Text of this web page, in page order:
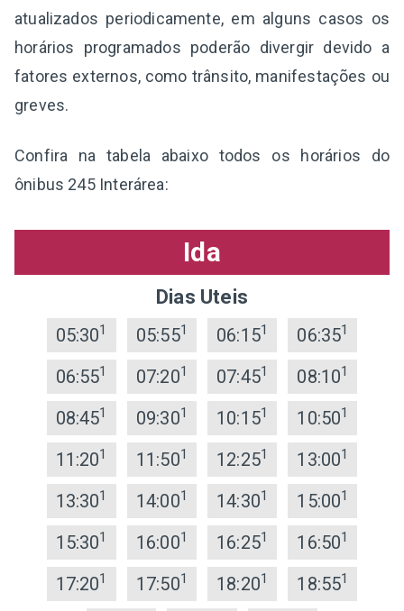
atualizados periodicamente, em alguns casos os
horários programados poderão divergir devido a
fatores externos, como trânsito, manifestações ou
greves.
Confira na tabela abaixo todos os horários do
ônibus 245 Interárea:
Ida
Dias Uteis
05:301 05:551 06:151 06:351
06:551 07:201 07:451 08:101
08:451 09:301 10:151 10:501
11:201 11:501 12:251 13:001
13:301 14:001 14:301 15:001
15:301 16:001 16:251 16:501
17:201 17:501 18:201 18:551